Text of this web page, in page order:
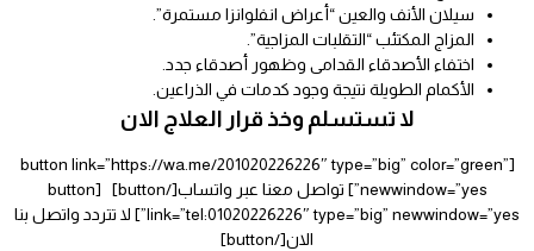
سيلان الأنف والعين “أعراض انفلوانزا مستمرة”.
المزاج المكتئب “التقلبات المزاجية”.
اختفاء الأصدقاء القدامى وظهور أصدقاء جدد.
الأكمام الطويلة نتيجة وجود كدمات في الذراعين.
لا تستسلم وخذ قرار العلاج الان
[button link=”https://wa.me/201020226226″ type=”big” color=”green”
newwindow=”yes”] تواصل معنا عبر واتساب[/button] [button
link=”tel:01020226226″ type=”big” newwindow=”yes”] لا تتردد واتصل بنا
الان[/button]